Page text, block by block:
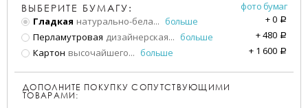
ВЫБЕРИТЕ БУМАГУ:
фото бумаг
Гладкая натурально-бела... больше +0 a
Перламутровая дизайнерская... больше +480 a
Картон высочайшего... больше + 1 600 a
ДОПОЛНИТЕ ПОКУПКУ СОПУТСТВУЮЩИМИ
ТОВАРАМИ: